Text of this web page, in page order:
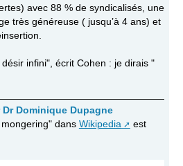
avec 88 % de syndicalisés, une
très généreuse ( jusqu’à 4 ans) et
infini", écrit Cohen : je dirais "
Dr Dominique Dupagne
dans Wikipedia
est